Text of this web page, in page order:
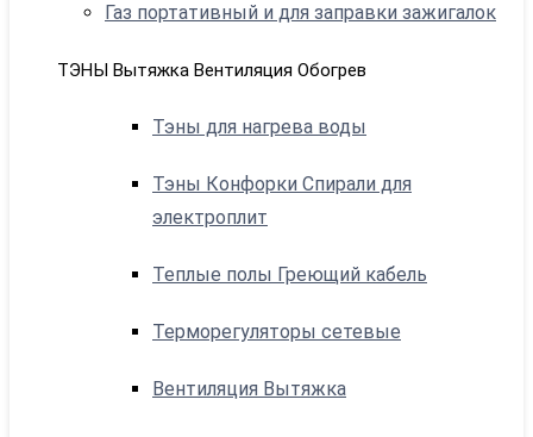
Газ портативный и для заправки зажигалок
ТЭНЫ Вытяжка Вентиляция Обогрев
Тэны для нагрева воды
Тэны Конфорки Спирали для
электроплит
Теплые полы Греющий кабель
Терморегуляторы сетевые
Вентиляция Вытяжка